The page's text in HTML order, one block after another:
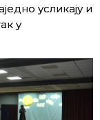
усликају и
у